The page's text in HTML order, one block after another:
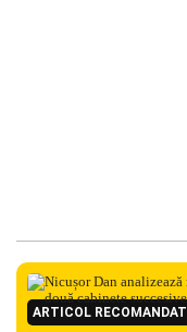
ARTICOL RECOMANDAT